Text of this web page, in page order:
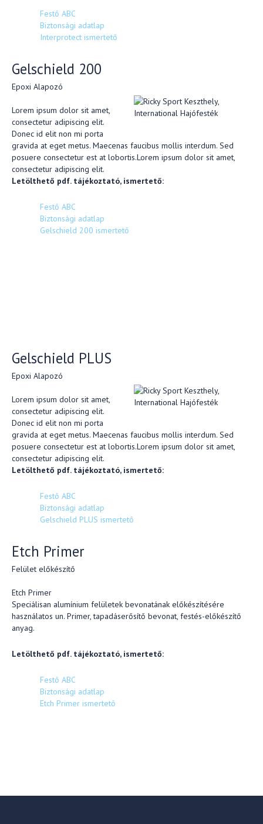
Festő ABC
Biztonsági adatlap
Interprotect ismertető
Gelschield 200
Epoxi Alapozó
Lorem ipsum dolor sit amet,
consectetur adipiscing elit.
Donec id elit non mi porta
gravida at eget metus. Maecenas faucibus mollis interdum. Sed
posuere consectetur est at lobortis.Lorem ipsum dolor sit amet,
consectetur adipiscing elit.
Letölthető pdf. tájékoztató, ismertető:
Festő ABC
Biztonsági adatlap
Gelschield 200 ismertető
Gelschield PLUS
Epoxi Alapozó
Lorem ipsum dolor sit amet,
consectetur adipiscing elit.
Donec id elit non mi porta
gravida at eget metus. Maecenas faucibus mollis interdum. Sed
posuere consectetur est at lobortis.Lorem ipsum dolor sit amet,
consectetur adipiscing elit.
Letölthető pdf. tájékoztató, ismertető:
Festő ABC
Biztonsági adatlap
Gelschield PLUS ismertető
Etch Primer
Felület előkészítő
Etch Primer
Speciálisan alumínium felületek bevonatának előkészítésére
használatos un. Primer, tapadáserősítő bevonat, festés-előkészítő
anyag.
Letölthető pdf. tájékoztató, ismertető:
Festő ABC
Biztonsági adatlap
Etch Primer ismertető